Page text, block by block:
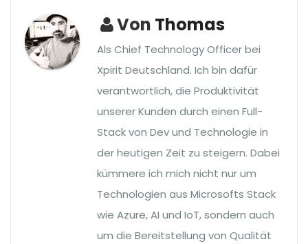
Von Thomas
Als Chief Technology Officer bei
Xpirit Deutschland. Ich bin dafür
verantwortlich, die Produktivität
unserer Kunden durch einen Full-
Stack von Dev und Technologie in
der heutigen Zeit zu steigern. Dabei
kümmere ich mich nicht nur um
Technologien aus Microsofts Stack
wie Azure, AI und IoT, sondern auch
um die Bereitstellung von Qualität